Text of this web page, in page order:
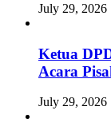
July 29, 2026
Ketua
Acara
July 29, 2026